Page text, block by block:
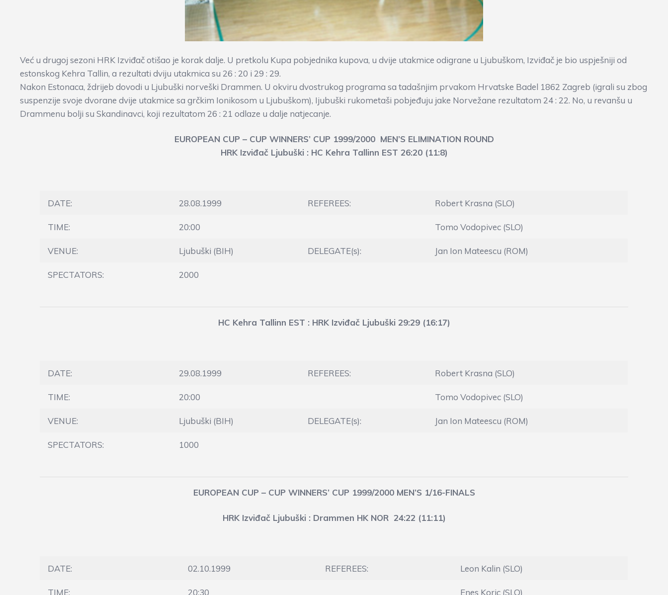
Već u drugoj sezoni HRK Izviđač otišao je korak dalje. U pretkolu Kupa pobjednika kupova, u dvije utakmice odigrane u Ljubuškom, Izviđač je bio uspješniji od
estonskog Kehra Tallin, a rezultati dviju utakmica su 26 : 20 i 29 : 29.
Nakon Estonaca, ždrijeb dovodi u Ljubuški norveški Drammen. U okviru dvostrukog programa sa tadašnjim prvakom Hrvatske Badel 1862 Zagreb (igrali su zbog
suspenzije svoje dvorane dvije utakmice sa grčkim Ionikosom u Ljubuškom), Ijubuški rukometaši pobjeđuju jake Norvežane rezultatom 24 : 22. No, u revanšu u
Drammenu bolji su Skandinavci, koji rezultatom 26 : 21 odlaze u dalje natjecanje.
EUROPEAN CUP – CUP WINNERS’ CUP 1999/2000 MEN’S ELIMINATION ROUND
HRK Izviđač Ljubuški : HC Kehra Tallinn EST 26:20 (11:8)
DATE: 28.08.1999 REFEREES: Robert Krasna (SLO)
TIME: 20:00 Tomo Vodopivec (SLO)
VENUE: Ljubuški (BIH) DELEGATE(s): Jan Ion Mateescu (ROM)
SPECTATORS: 2000
HC Kehra Tallinn EST : HRK Izviđač Ljubuški 29:29 (16:17)
DATE: 29.08.1999 REFEREES: Robert Krasna (SLO)
TIME: 20:00 Tomo Vodopivec (SLO)
VENUE: Ljubuški (BIH) DELEGATE(s): Jan Ion Mateescu (ROM)
SPECTATORS: 1000
EUROPEAN CUP – CUP WINNERS’ CUP 1999/2000 MEN’S 1/16-FINALS
HRK Izviđač Ljubuški : Drammen HK NOR 24:22 (11:11)
DATE: 02.10.1999 REFEREES: Leon Kalin (SLO)
TIME: 20:30 Enes Koric (SLO)